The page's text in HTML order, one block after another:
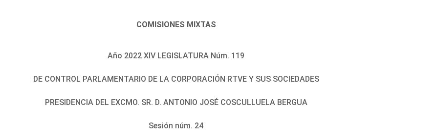
COMISIONES MIXTAS
Año 2022 XIV LEGISLATURA Núm. 119
DE CONTROL PARLAMENTARIO DE LA CORPORACIÓN RTVE Y SUS SOCIEDADES
PRESIDENCIA DEL EXCMO. SR. D. ANTONIO JOSÉ COSCULLUELA BERGUA
Sesión núm. 24